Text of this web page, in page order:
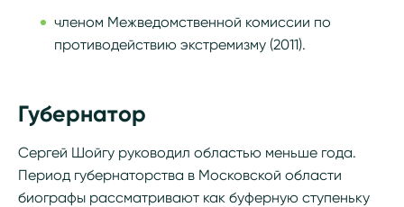
членом Межведомственной комиссии по
противодействию экстремизму (2011).
Губернатор
Сергей Шойгу руководил областью меньше года.
Период губернаторства в Московской области
биографы рассматривают как буферную ступеньку